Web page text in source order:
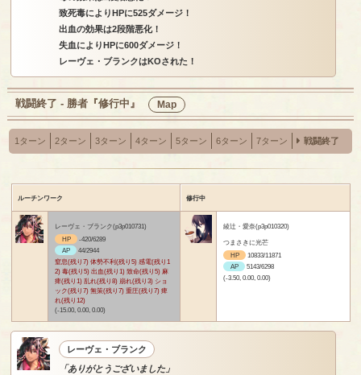
致死毒によりHPに525ダメージ！
出血の効果は2段階悪化！
失血によりHPに600ダメージ！
レーヴェ・ブランクはKOされた！
戦闘終了 - 勝者『修行中』 Map
1ターン 2ターン 3ターン 4ターン 5ターン 6ターン 7ターン 戦闘終了
ルーチンワーク 修行中
レーヴェ・ブランク(p3p010731)
HP
-420/6289
AP
44/2944
窒息(残り7) 体勢不利(残り5) 感電(残り1
2) 毒(残り5) 出血(残り1) 致命(残り5) 麻
痺(残り1) 乱れ(残り8) 崩れ(残り3) ショ
ック(残り7) 無策(残り7) 重圧(残り7) 痺
れ(残り12)
(-15.00, 0.00, 0.00)
綾辻・愛奈(p3p010320)
つまさきに光芒
HP
10833/11871
AP
5143/6298
(-3.50, 0.00, 0.00)
レーヴェ・ブランク
「ありがとうございました」